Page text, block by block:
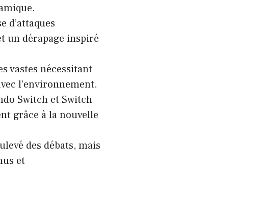
d’attaques
un dérapage inspiré
vastes nécessitant
l’environnement.
Switch et Switch
grâce à la nouvelle
des débats, mais
et